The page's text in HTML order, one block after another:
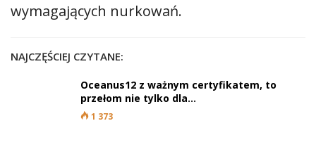
wymagających nurkowań.
NAJCZĘŚCIEJ CZYTANE:
Oceanus12 z ważnym certyfikatem, to
przełom nie tylko dla…
1 373